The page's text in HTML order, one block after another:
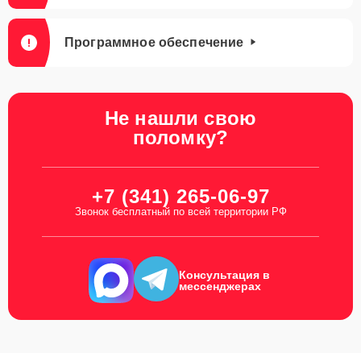
Программное обеспечение
Не нашли свою
поломку?
+7 (341) 265-06-97
Звонок бесплатный по всей территории РФ
Консультация в
мессенджерах